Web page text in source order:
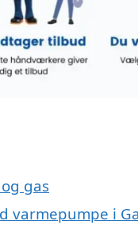
gas
varmepumpe i